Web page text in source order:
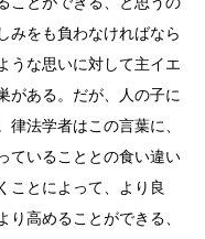
みをも負わなければなら
うな思いに対して主イエ
がある。だが、人の子に
法学者はこの言葉に、
ていることとの食い違い
ことによって、より良
高めることができる、